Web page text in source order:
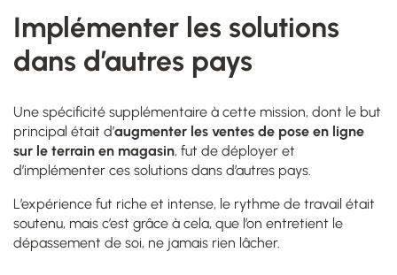
Implémenter les solutions
dans d’autres pays
Une spécificité supplémentaire à cette mission, dont le but
principal était d’augmenter les ventes de pose en ligne
sur le terrain en magasin, fut de déployer et
d’implémenter ces solutions dans d’autres pays.
L’expérience fut riche et intense, le rythme de travail était
soutenu, mais c’est grâce à cela, que l’on entretient le
dépassement de soi, ne jamais rien lâcher.